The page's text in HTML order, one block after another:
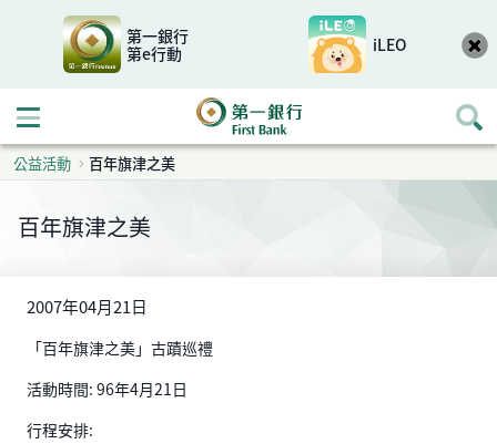
第一銀行
第e行動
iLEO
開啟行動選單
公益活動 百年旗津之美
百年旗津之美
2007年04月21日
「百年旗津之美」古蹟巡禮
活動時間: 96年4月21日
行程安排: